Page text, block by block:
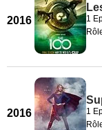
2016 1
2016 1